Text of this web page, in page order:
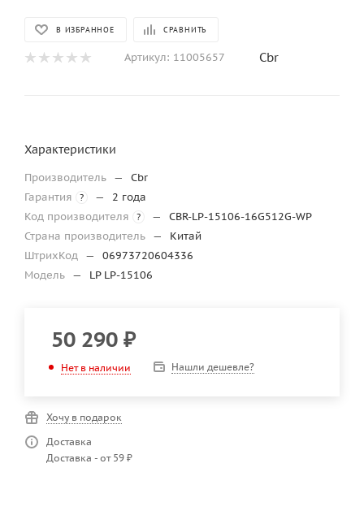
В ИЗБРАННОЕ СРАВНИТЬ
Артикул: 11005657 Cbr
Характеристики
Производитель —
Cbr
Гарантия
? —
2 года
Код производителя
? —
CBR-LP-15106-16G512G-WP
Страна производитель —
Китай
ШтрихКод —
06973720604336
Модель — LP LP-15106
50 290 ₽
Нет в наличии Нашли дешевле?
Хочу в подарок
Доставка
Доставка - от 59 ₽